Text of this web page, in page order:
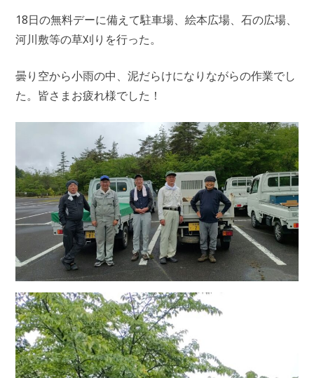
18日の無料デーに備えて駐車場、絵本広場、石の広場、
河川敷等の草刈りを行った。
曇り空から小雨の中、泥だらけになりながらの作業でし
た。皆さまお疲れ様でした！